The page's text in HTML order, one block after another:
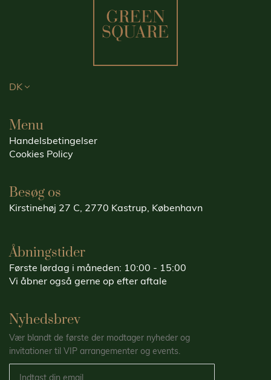
DK
Menu
Handelsbetingelser
Cookies Policy
Besøg os
Kirstinehøj 27 C, 2770 Kastrup, København
Åbningstider
Første lørdag i måneden: 10:00 - 15:00
Vi åbner også gerne op efter aftale
Nyhedsbrev
Vær blandt de første der modtager nyheder og
invitationer til VIP arrangementer og events.